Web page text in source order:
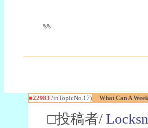
%%
■22983 /inTopicNo.17) What Can A
□投稿者/